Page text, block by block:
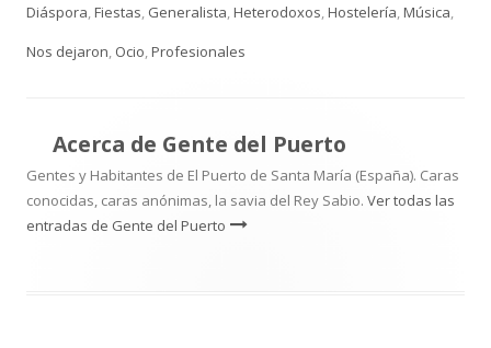
el
Diáspora,Fiestas, Generalista,Heterodoxos,Hostelería,Música,
Nos dejaron, Ocio,Profesionales
Acerca de Gente del Puerto
Gentes y Habitantes de El Puerto de Santa María (España). Caras
conocidas, caras anónimas, la savia del Rey Sabio. Ver todas las
entradas de Gente del Puerto